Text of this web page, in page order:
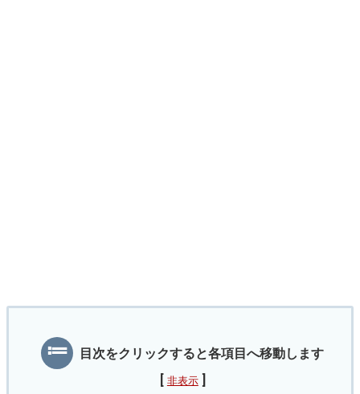
目次をクリックすると各項目へ移動します
[ 非表示 ]